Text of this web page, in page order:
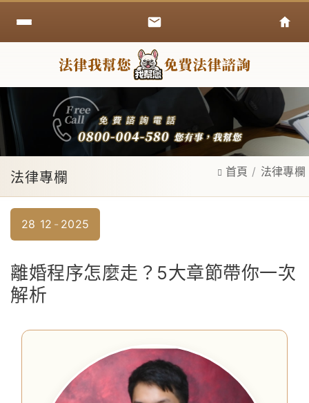
法律專欄 首頁 法律專欄
28 12 2025
離婚程序怎麼走？5大章節帶你一次
解析